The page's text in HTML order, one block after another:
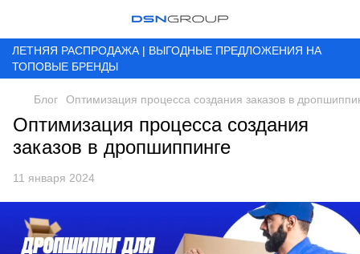
ЛЕТНЯЯ РАСПРОДАЖА | ВЫГОДНЫЕ ПРЕДЛОЖЕНИЯ НА
ТОПОВЫЕ БРЕНДЫ
Блог Оптимизация процесса создания заказов в
Оптимизация процесса создания
заказов в дропшиппинге
11 января 2024